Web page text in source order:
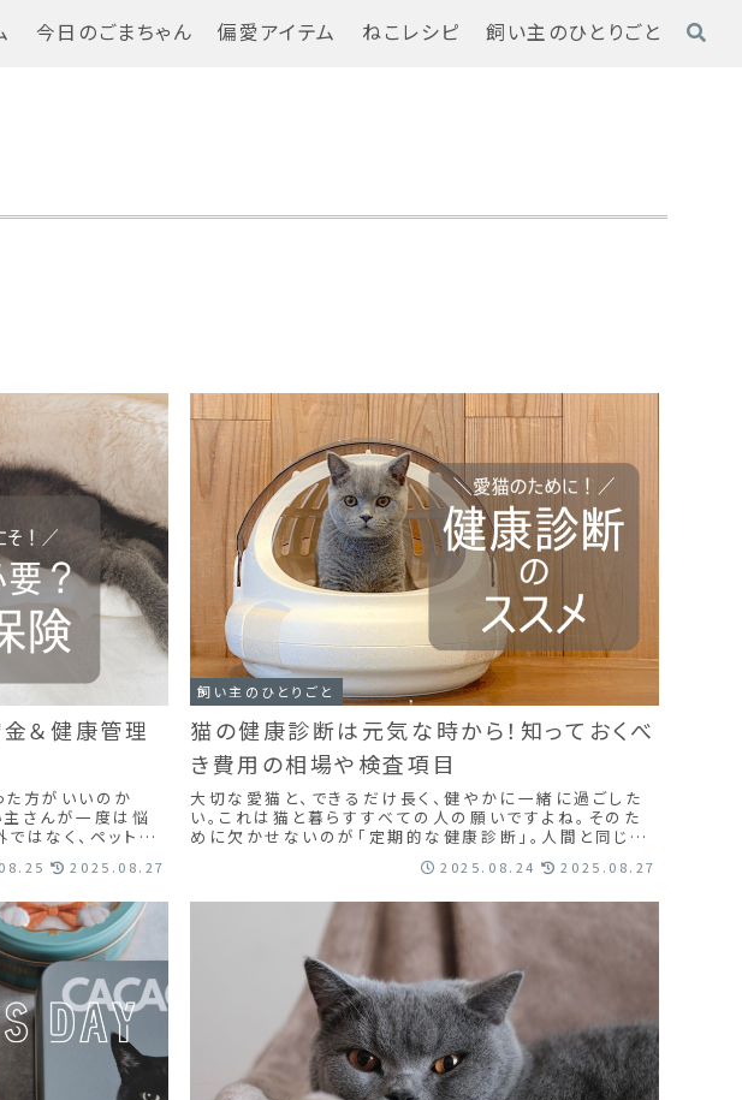
今日のごまちゃん 偏愛アイテム ねこレシピ 飼い主のひとりごと
金＆健康管理
た方がいいのか
主さんが一度は悩
はなく、ペット保
って解約...
2025.08.27
飼い主のひとりごと
猫の健康診断は元気な時から！知っておくべ
き費用の相場や検査項目
大切な愛猫と、できるだけ長く、健やかに一緒に過ごした
い。これは猫と暮らすすべての人の願いですよね。そのた
めに欠かせないのが「定期的な健康診断」。人間と同じよ
うに、猫も病気は早期発見・早期治療がとても大...
2025.08.24 2025.08.27